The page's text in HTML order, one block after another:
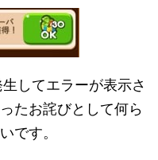
してエラーが表示さ
たお詫びとして何ら
です。